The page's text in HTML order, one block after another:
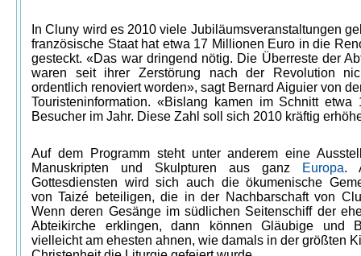
In Cluny wird es 2010 viele Jubiläumsveranstaltungen
französische Staat hat etwa 17 Millionen Euro in die
gesteckt. «Das war dringend nötig. Die Überreste der
waren seit ihrer Zerstörung nach der Revolution
ordentlich renoviert worden», sagt Bernard Aiguier von
Touristeninformation. «Bislang kamen im Schnitt etwa
Besucher im Jahr. Diese Zahl soll sich 2010 kräftig
Auf dem Programm steht unter anderem eine
Manuskripten und Skulpturen aus ganz
Europa.
Gottesdiensten wird sich auch die ökumenische
von Taizé beteiligen, die in der Nachbarschaft von
Wenn deren Gesänge im südlichen Seitenschiff der
Abteikirche erklingen, dann können Gläubige und
vielleicht am ehesten ahnen, wie damals in der größten